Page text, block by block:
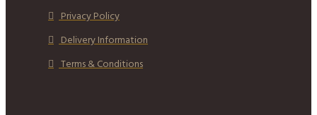
Privacy Policy
Delivery Information
Terms & Conditions